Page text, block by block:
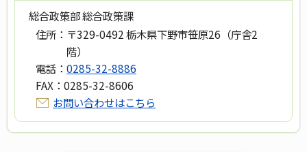
総合政策部 総合政策課
住所： 〒329-0492 栃木県下野市笹原26（庁舎2
階）
電話： 0285-32-8886
FAX： 0285-32-8606
お問い合わせはこちら